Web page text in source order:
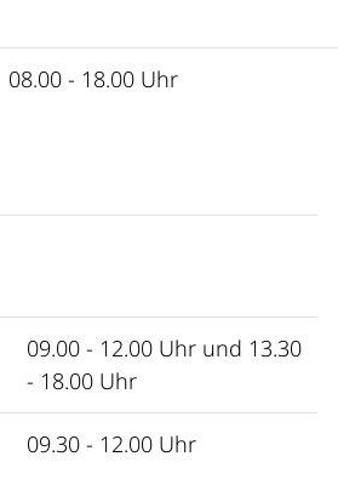
08.00 - 18.00 Uhr
09.00 - 12.00 Uhr und 13.30
- 18.00 Uhr
09.30 - 12.00 Uhr